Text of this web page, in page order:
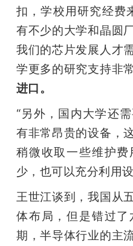
扣，学校用研究经费
有不少的大学和晶圆
我们的芯片发展人才
学更多的研究支持非
进口。
“另外，国内大学还
有非常昂贵的设备，
稍微收取一些维护
少，也可以充分利用
王世江谈到，我国从
体布局，但是错过
期，半导体行业的主